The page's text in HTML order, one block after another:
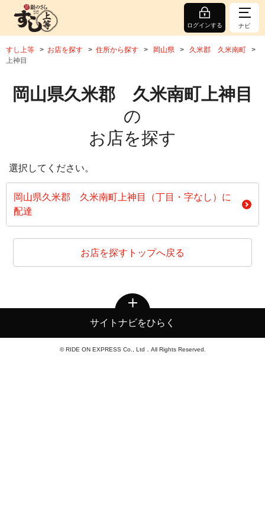
ログインする ナビ
すし上等 お店を探す 住所から探す 岡山県
久米郡 久米南町
上神目
岡山県久米郡 久米南町上神目
の
お店を探す
選択してください。
岡山県久米郡 久米南町上神目（丁目・字なし）に
配達
お店を探すトップへ戻る
サイトナビをひらく
© RIDE ON EXPRESS Co., Ltd．All Rights Reserved.